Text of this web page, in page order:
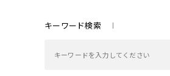
キーワード検索